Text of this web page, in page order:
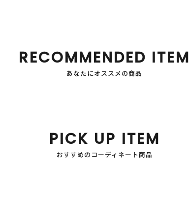
RECOMMENDED ITEM
あなたにオススメの商品
PICK UP ITEM
おすすめのコーディネート商品